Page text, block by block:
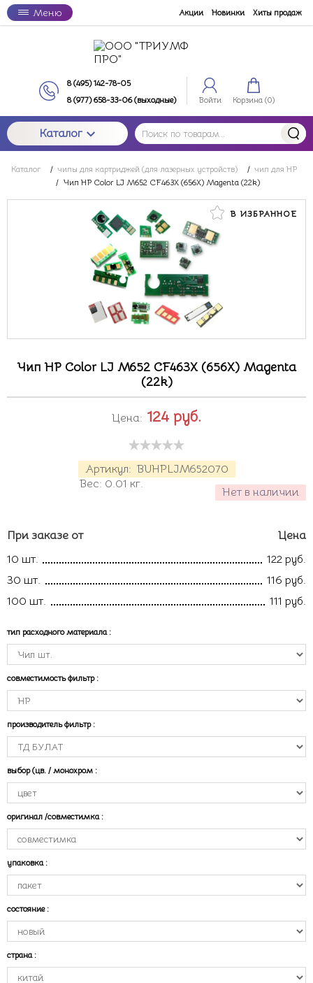
Меню Акции Новинки Хиты продаж
8 (495) 142-78-05
8 (977) 658-33-06 (выходные)
Войти Корзина (0)
Каталог
Каталог / чипы для картриджей (для лазерных устройств) / чип для HP
/ Чип HP Color LJ M652 CF463X (656X) Magenta (22k)
В ИЗБРАННОЕ
Чип HP Color LJ M652 CF463X (656X) Magenta
(22k)
Артикул: BUHPLJM652070
Нет в наличии
Вес: 0.01 кг.
Цена: 124 руб.
При заказе от
Цена
10 шт.
122 руб.
30 шт.
116 руб.
100 шт.
111 руб.
тип расходного материала :
совместимость фильтр :
производитель фильтр :
выбор (цв. / монохром :
оригинал /совместимка :
упаковка :
состояние :
страна :